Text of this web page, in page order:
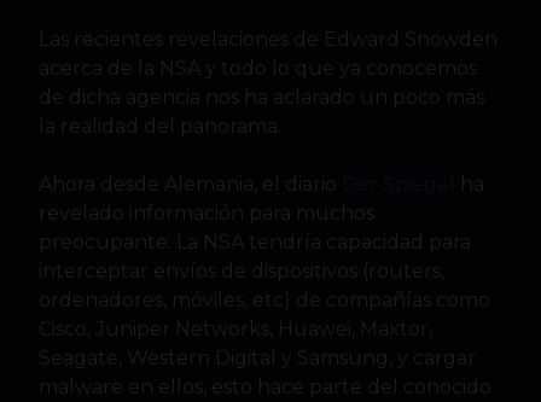
Las recientes revelaciones de Edward Snowden
acerca de la NSA y todo lo que ya conocemos
de dicha agencia nos ha aclarado un poco más
la realidad del panorama.
Ahora desde Alemania, el diario
ha
revelado información para muchos
preocupante: La NSA tendría capacidad para
interceptar envíos de dispositivos (routers,
ordenadores, móviles, etc) de compañías como
Cisco, Juniper Networks, Huawei, Maxtor,
Seagate, Western Digital y Samsung, y cargar
malware en ellos, esto hace parte del conocido